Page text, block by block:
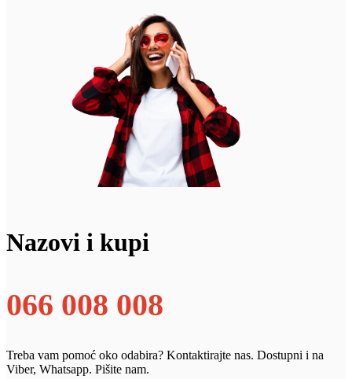
Nazovi i kupi
066 008 008
Treba vam pomoć oko odabira? Kontaktirajte nas. Dostupni i na
Viber, Whatsapp. Pišite nam.